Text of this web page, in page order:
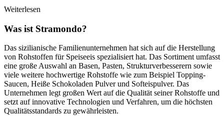
Weiterlesen
Was ist Stramondo?
Das sizilianische Familienunternehmen hat sich auf die Herstellung
von Rohstoffen für Speiseeis spezialisiert hat. Das Sortiment umfasst
eine große Auswahl an Basen, Pasten, Strukturverbesserern sowie
viele weitere hochwertige Rohstoffe wie zum Beispiel Topping-
Saucen, Heiße Schokoladen Pulver und Softeispulver. Das
Unternehmen legt großen Wert auf die Qualität seiner Rohstoffe und
setzt auf innovative Technologien und Verfahren, um die höchsten
Qualitätsstandards zu gewährleisten.